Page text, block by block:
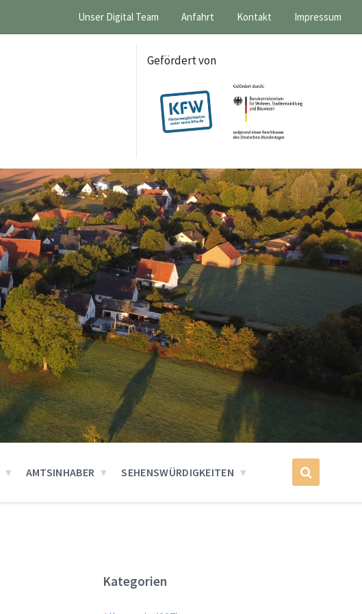
Unser Digital Team Anfahrt Kontakt Impressum
Gefördert von
AMTSINHABER SEHENSWÜRDIGKEITEN
Kategorien